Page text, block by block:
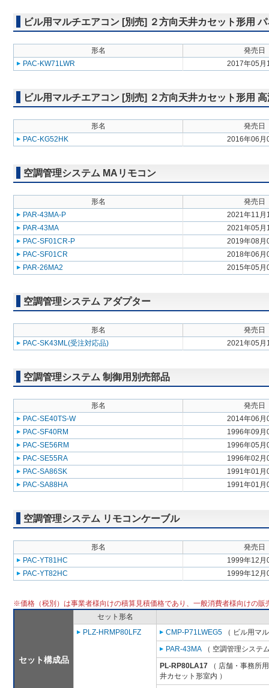
ビル用マルチエアコン [別売] ２方向天井カセット形用
形名
発売日
PAC-KW71LWR
2017年05月
ビル用マルチエアコン [別売] ２方向天井カセット形用
形名
発売日
PAC-KG52HK
2016年06月
空調管理システム MAリモコン
形名
発売日
PAR-43MA-P
2021年11月
PAR-43MA
2021年05月
PAC-SF01CR-P
2019年08月
PAC-SF01CR
2018年06月
PAR-26MA2
2015年05月
空調管理システム アダプター
形名
発売日
PAC-SK43ML(受注対応品)
2021年05月
空調管理システム 制御用別売部品
形名
発売日
PAC-SE40TS-W
2014年06月
PAC-SF40RM
1996年09月
PAC-SE56RM
1996年05月
PAC-SE55RA
1996年02月
PAC-SA86SK
1991年01月
PAC-SA88HA
1991年01月
空調管理システム リモコンケーブル
形名
発売日
PAC-YT81HC
1999年12月
PAC-YT82HC
1999年12月
※価格（税別）は事業者様向けの積算見積価格であり、一般消費者様向けの販
セット構成品
セット形名
PLZ-HRMP80LFZ
CMP-P71LWEG5 （ ビル用マ
PAR-43MA （ 空調管理システ
PL-RP80LA17 （ 店舗・事務所
井カセット形室内 ）